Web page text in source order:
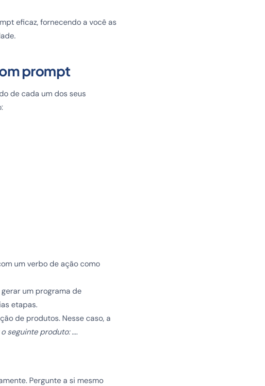
eficaz, fornecendo a você as
prompt
de cada um dos seus
um verbo de ação como
um programa de
etapas.
de produtos. Nesse caso, a
seguinte produto:….
Pergunte a si mesmo